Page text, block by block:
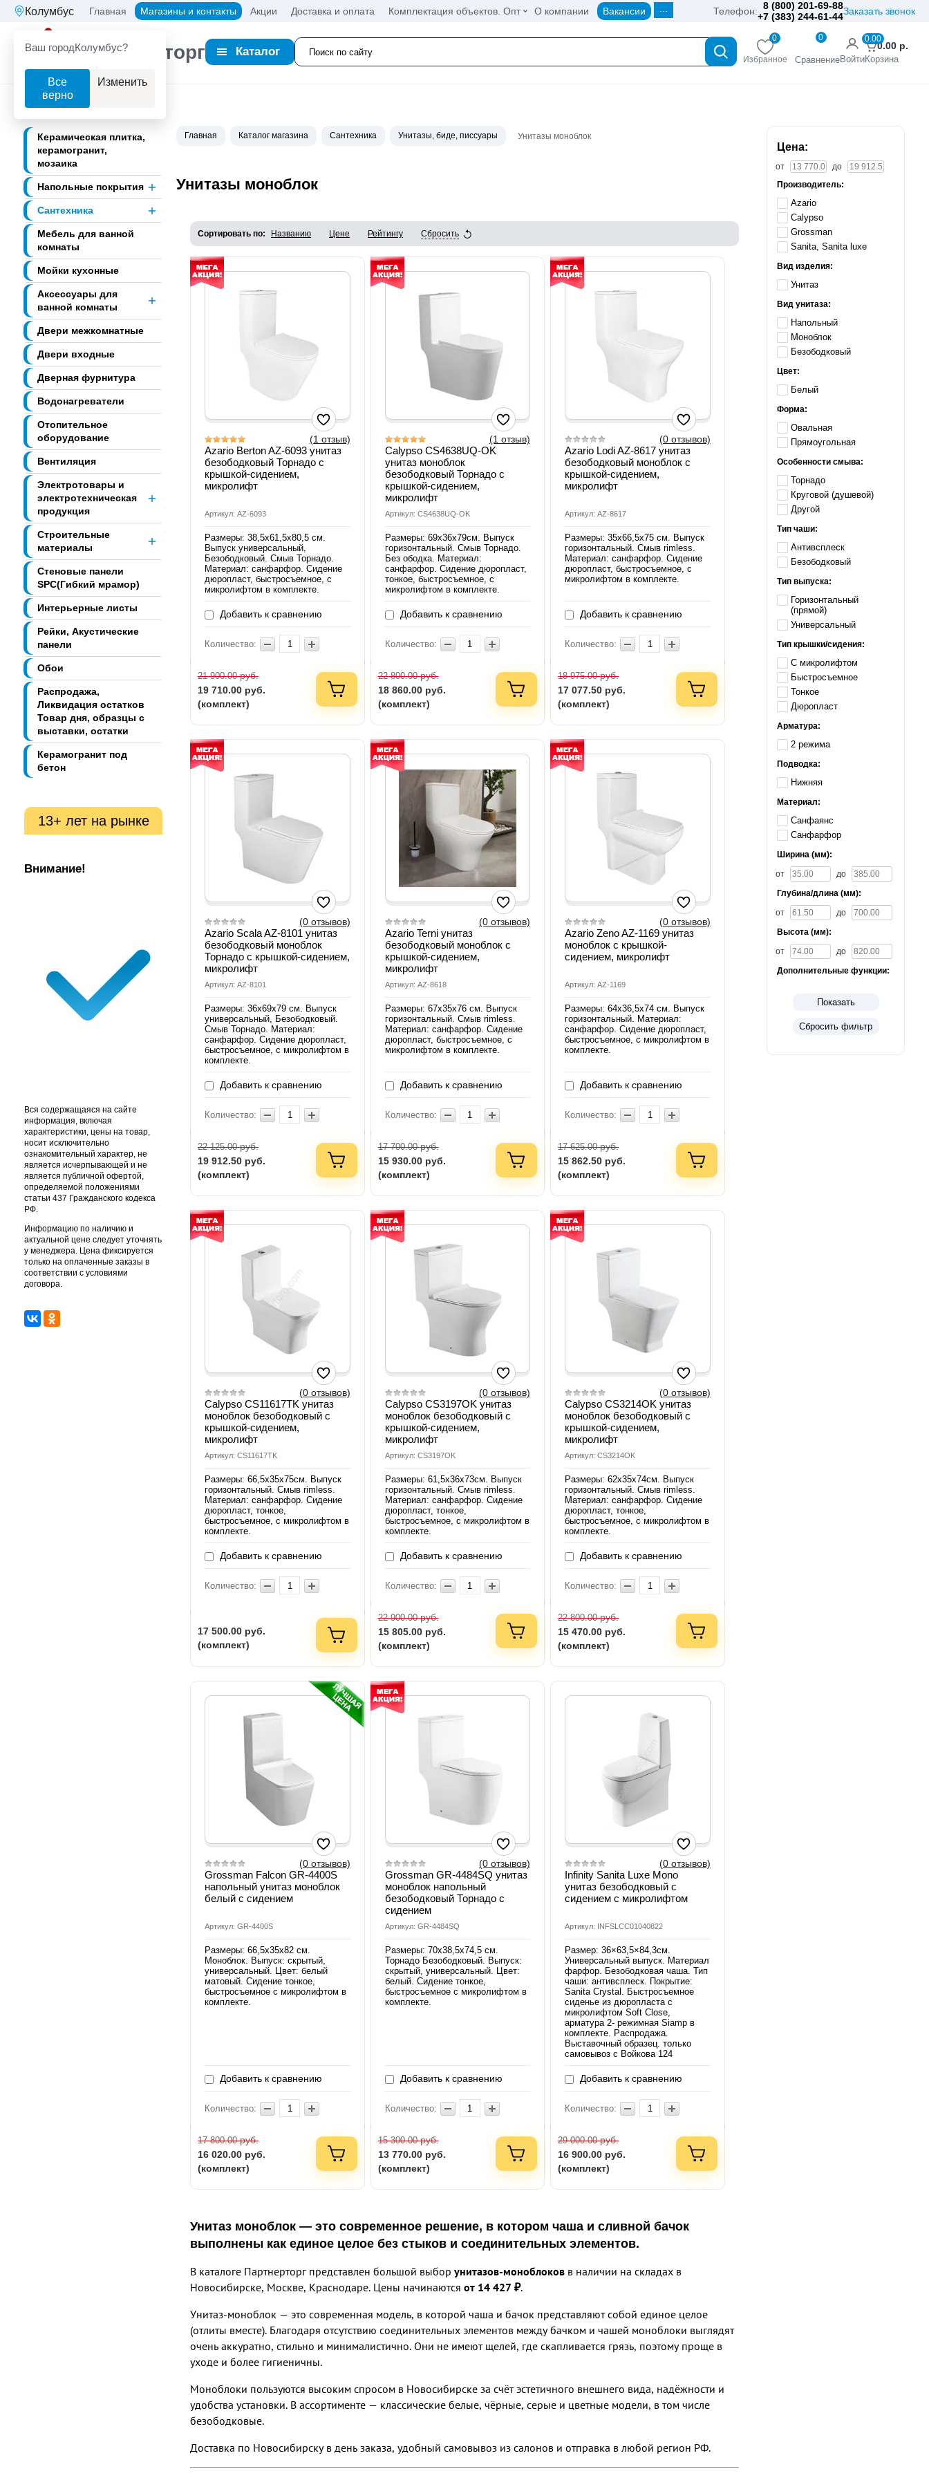
Колумбус
Ваш городКолумбус?
Все
верно
Изменить
Главная Магазины и контакты Акции Доставка и оплата Комплектация объектов. Опт О компании Вакансии Телефон: 8 (800) 201-69-88
+7 (383) 244-61-44Заказать звонок
Партнерторг Каталог
0
Избранное Сравнение
0
Войти
0.00
0.00 р.
Корзина
Керамическая плитка,
керамогранит,
мозаика
Напольные покрытия
Сантехника
Мебель для ванной
комнаты
Мойки кухонные
Аксессуары для
ванной комнаты
Двери межкомнатные
Двери входные
Дверная фурнитура
Водонагреватели
Отопительное
оборудование
Вентиляция
Электротовары и
электротехническая
продукция
Строительные
материалы
Стеновые панели
SPC(Гибкий мрамор)
Интерьерные листы
Рейки, Акустические
панели
Обои
Распродажа,
Ликвидация остатков
Товар дня, образцы с
выставки, остатки
Керамогранит под
бетон
13+ лет на рынке
Внимание!
Вся содержащаяся на сайте
информация, включая
характеристики, цены на товар,
носит исключительно
ознакомительный характер, не
является исчерпывающей и не
является публичной офертой,
определяемой положениями
статьи 437 Гражданского кодекса
РФ.
Информацию по наличию и
актуальной цене следует уточнять
у менеджера. Цена фиксируется
только на оплаченные заказы в
соответствии с условиями
договора.
Главная Каталог магазина Сантехника Унитазы, биде, писсуары Унитазы моноблок
Унитазы моноблок
Сортировать по: Названию Цене Рейтингу Сбросить
(1 отзыв)
Azario Berton AZ-6093 унитаз
безободковый Торнадо с
крышкой-сидением,
микролифт
Артикул: AZ-6093
Размеры: 38,5х61,5х80,5 см.
Выпуск универсальный,
Безободковый. Смыв Торнадо.
Материал: санфарфор. Сидение
дюропласт, быстросъемное, с
микролифтом в комплекте.
Добавить к сравнению
Количество:
21 900.00руб.
19 710.00 руб.
(комплект)
(1 отзыв)
Calypso CS4638UQ-OK
унитаз моноблок
безободковый Торнадо с
крышкой-сидением,
микролифт
Артикул: CS4638UQ-OK
Размеры: 69х36х79см. Выпуск
горизонтальный. Смыв Торнадо.
Без ободка. Материал:
санфарфор. Сидение дюропласт,
тонкое, быстросъемное, с
микролифтом в комплекте.
Добавить к сравнению
Количество:
22 800.00руб.
18 860.00 руб.
(комплект)
(0 отзывов)
Azario Lodi AZ-8617 унитаз
безободковый моноблок с
крышкой-сидением,
микролифт
Артикул: AZ-8617
Размеры: 35х66,5х75 см. Выпуск
горизонтальный. Смыв rimless.
Материал: санфарфор. Сидение
дюропласт, быстросъемное, с
микролифтом в комплекте.
Добавить к сравнению
Количество:
18 975.00руб.
17 077.50 руб.
(комплект)
(0 отзывов)
Azario Scala AZ-8101 унитаз
безободковый моноблок
Торнадо с крышкой-сидением,
микролифт
Артикул: AZ-8101
Размеры: 36х69х79 см. Выпуск
универсальный, Безободковый.
Смыв Торнадо. Материал:
санфарфор. Сидение дюропласт,
быстросъемное, с микролифтом в
комплекте.
Добавить к сравнению
Количество:
22 125.00руб.
19 912.50 руб.
(комплект)
(0 отзывов)
Azario Terni унитаз
безободковый моноблок с
крышкой-сидением,
микролифт
Артикул: AZ-8618
Размеры: 67х35х76 см. Выпуск
горизонтальный. Смыв rimless.
Материал: санфарфор. Сидение
дюропласт, быстросъемное, с
микролифтом в комплекте.
Добавить к сравнению
Количество:
17 700.00руб.
15 930.00 руб.
(комплект)
(0 отзывов)
Azario Zeno AZ-1169 унитаз
моноблок с крышкой-
сидением, микролифт
Артикул: AZ-1169
Размеры: 64х36,5х74 см. Выпуск
горизонтальный. Материал:
санфарфор. Сидение дюропласт,
быстросъемное, с микролифтом в
комплекте.
Добавить к сравнению
Количество:
17 625.00руб.
15 862.50 руб.
(комплект)
(0 отзывов)
Calypso CS11617TK унитаз
моноблок безободковый с
крышкой-сидением,
микролифт
Артикул: CS11617TK
Размеры: 66,5х35х75см. Выпуск
горизонтальный. Смыв rimless.
Материал: санфарфор. Сидение
дюропласт, тонкое,
быстросъемное, с микролифтом в
комплекте.
Добавить к сравнению
Количество:
17 500.00 руб.
(комплект)
(0 отзывов)
Calypso CS3197OK унитаз
моноблок безободковый с
крышкой-сидением,
микролифт
Артикул: CS3197OK
Размеры: 61,5х36х73см. Выпуск
горизонтальный. Смыв rimless.
Материал: санфарфор. Сидение
дюропласт, тонкое,
быстросъемное, с микролифтом в
комплекте.
Добавить к сравнению
Количество:
22 900.00руб.
15 805.00 руб.
(комплект)
(0 отзывов)
Calypso CS3214OK унитаз
моноблок безободковый с
крышкой-сидением,
микролифт
Артикул: CS3214OK
Размеры: 62х35х74см. Выпуск
горизонтальный. Смыв rimless.
Материал: санфарфор. Сидение
дюропласт, тонкое,
быстросъемное, с микролифтом в
комплекте.
Добавить к сравнению
Количество:
22 800.00руб.
15 470.00 руб.
(комплект)
(0 отзывов)
Grossman Falcon GR-4400S
напольный унитаз моноблок
белый с сидением
Артикул: GR-4400S
Размеры: 66,5х35х82 см.
Моноблок. Выпуск: скрытый,
универсальный. Цвет: белый
матовый. Сидение тонкое,
быстросъемное с микролифтом в
комплекте.
Добавить к сравнению
Количество:
17 800.00руб.
16 020.00 руб.
(комплект)
(0 отзывов)
Grossman GR-4484SQ унитаз
моноблок напольный
безободковый Торнадо с
сидением
Артикул: GR-4484SQ
Размеры: 70х38,5х74,5 см.
Торнадо Безободковый. Выпуск:
скрытый, универсальный. Цвет:
белый. Сидение тонкое,
быстросъемное с микролифтом в
комплекте.
Добавить к сравнению
Количество:
15 300.00руб.
13 770.00 руб.
(комплект)
(0 отзывов)
Infinity Sanita Luxe Mono
унитаз безободковый с
сидением с микролифтом
Артикул: INFSLCC01040822
Размер: 36×63,5×84,3см.
Универсальный выпуск. Материал
фарфор. Безободковая чаша. Тип
чаши: антивсплеск. Покрытие:
Sanita Crystal. Быстросъемное
сиденье из дюропласта с
микролифтом Soft Close,
арматура 2- режимная Siamp в
комплекте. Распродажа.
Выставочный образец. только
самовывоз с Войкова 124
Добавить к сравнению
Количество:
29 000.00руб.
16 900.00 руб.
(комплект)
Унитаз моноблок — это современное решение, в котором чаша и сливной бачок
выполнены как единое целое без стыков и соединительных элементов.
В каталоге Партнерторг представлен большой выбор унитазов-моноблоков в наличии на складах в
Новосибирске, Москве, Краснодаре. Цены начинаются от 14 427 ₽.
Унитаз-моноблок — это современная модель, в которой чаша и бачок представляют собой единое целое
(отлиты вместе). Благодаря отсутствию соединительных элементов между бачком и чашей моноблоки выглядят
очень аккуратно, стильно и минималистично. Они не имеют щелей, где скапливается грязь, поэтому проще в
уходе и более гигиеничны.
Моноблоки пользуются высоким спросом в Новосибирске за счёт эстетичного внешнего вида, надёжности и
удобства установки. В ассортименте — классические белые, чёрные, серые и цветные модели, в том числе
безободковые.
Доставка по Новосибирску в день заказа, удобный самовывоз из салонов и отправка в любой регион РФ.
Цена:
от
до
Производитель:
Azario
Calypso
Grossman
Sanita, Sanita luxe
Вид изделия:
Унитаз
Вид унитаза:
Напольный
Моноблок
Безободковый
Цвет:
Белый
Форма:
Овальная
Прямоугольная
Особенности смыва:
Торнадо
Круговой (душевой)
Другой
Тип чаши:
Антивсплеск
Безободковый
Тип выпуска:
Горизонтальный
(прямой)
Универсальный
Тип крышки/сидения:
С микролифтом
Быстросъемное
Тонкое
Дюропласт
Арматура:
2 режима
Подводка:
Нижняя
Материал:
Санфаянс
Санфарфор
Ширина (мм):
от
до
Глубина/длина (мм):
от
до
Высота (мм):
от
до
Дополнительные функции:
Показать
Сбросить фильтр